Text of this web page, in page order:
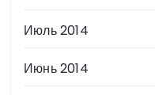
Июль 2014
Июнь 2014